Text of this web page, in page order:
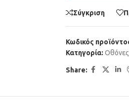
Σύγκριση
Κωδικός
Κατηγορία: Οθόνες
Share: